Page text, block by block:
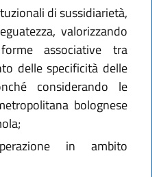
di sussidiarietà,
valorizzando
associative tra
delle specificità delle
considerando le
bolognese
in ambito